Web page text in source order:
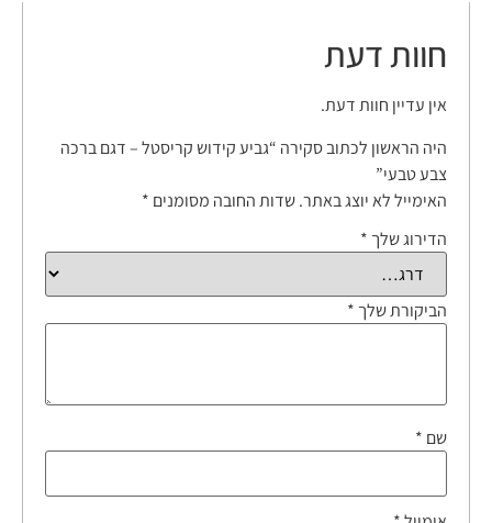
חוות דעת
אין עדיין חוות דעת.
היה הראשון לכתוב סקירה “גביע קידוש קריסטל – דגם ברכה
צבע טבעי”
האימייל לא יוצג באתר.שדות החובה מסומנים *
הדירוג שלך *
הביקורת שלך *
שם *